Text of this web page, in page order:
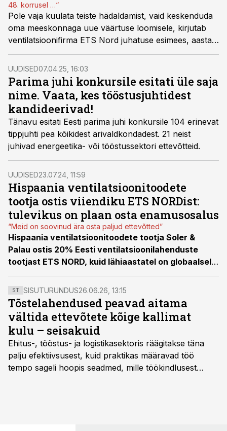
48. korrusel …“
Pole vaja kuulata teiste hädaldamist, vaid keskenduda
oma meeskonnaga uue väärtuse loomisele, kirjutab
ventilatsioonifirma ETS Nord juhatuse esimees, aasta
töösturi ja aasta ettevõtja nominent Urmas Hiie
vastuses Äripäeva arvamusliidrite küsitlusele.
UUDISED07.04.25, 16:03
Parima juhi konkursile esitati üle saja
nime. Vaata, kes tööstusjuhtidest
kandideerivad!
Tänavu esitati Eesti parima juhi konkursile 104 erinevat
tippjuhti pea kõikidest ärivaldkondadest. 21 neist
juhivad energeetika- või tööstussektori ettevõtteid.
UUDISED23.07.24, 11:59
Hispaania ventilatsioonitoodete
tootja ostis viiendiku ETS NORDist:
tulevikus on plaan osta enamusosalus
“Meid on soovinud ära osta paljud ettevõtted”
Hispaania ventilatsioonitoodete tootja Soler &
Palau ostis 20% Eesti ventilatsioonilahenduste
tootjast ETS NORD, kuid lähiaastatel on globaalsel
suurtegijal plaanis saada Eesti tööstusettevõtte
enamusosanikuks.
ST SISUTURUNDUS26.06.26, 13:15
Tõstelahendused peavad aitama
vältida ettevõtete kõige kallimat
kulu – seisakuid
Ehitus-, tööstus- ja logistikasektoris räägitakse täna
palju efektiivsusest, kuid praktikas määravad töö
tempo sageli hoopis seadmed, mille töökindlusest